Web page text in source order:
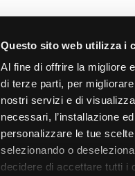
Questo sito web utilizza i
Al fine di offrire la migliore
di terze parti, per
nostri servizi e di
necessari, l’installazione
personalizzare le tue
selezionando o
decidere di accettare tutti i